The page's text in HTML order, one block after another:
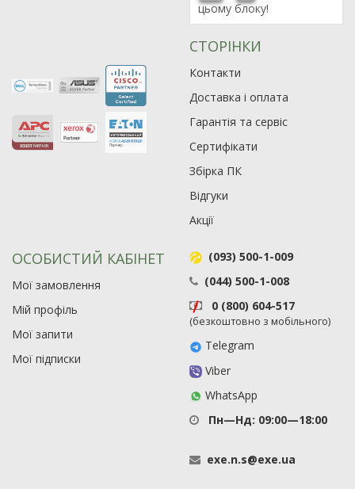
цьому блоку!
СТОРІНКИ
Контакти
Доставка і оплата
Гарантія та сервіс
Сертифікати
Збірка ПК
Відгуки
Акції
ОСОБИСТИЙ КАБІНЕТ
Мої замовлення
Мій профіль
Мої запити
Мої підписки
(093) 500-1-009
(044) 500-1-008
0 (800) 604-517
(безкоштовно з мобільного)
Telegram
Viber
WhatsApp
Пн—Нд: 09:00—18:00
exe.n.s@exe.ua